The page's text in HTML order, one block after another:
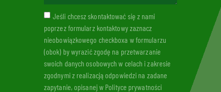
Jeśli chcesz skontaktować się z nami
poprzez formularz kontaktowy zaznacz
nieobowiązkowego checkboxa w formularzu
(obok) by wyrazić zgodę na przetwarzanie
swoich danych osobowych w celach i zakresie
zgodnymi z realizacją odpowiedzi na zadane
zapytanie, opisanej w Polityce prywatności